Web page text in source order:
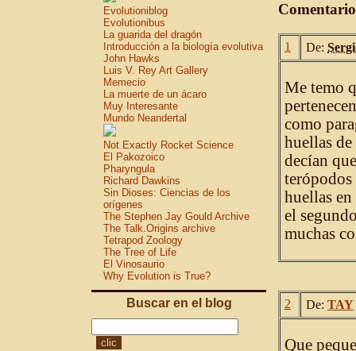
Evolutioniblog
Evolutionibus
La guarida del dragón
Introducción a la biología evolutiva
John Hawks
Luis V. Rey Art Gallery
Memecio
La muerte de un ácaro
Muy Interesante
Mundo Neandertal
Not Exactly Rocket Science
El Pakozoico
Pharyngula
Richard Dawkins
Sin Dioses: Ciencias de los
orígenes
The Stephen Jay Gould Archive
The Talk.Origins archive
Tetrapod Zoology
The Tree of Life
El Vinosaurio
Why Evolution is True?
Buscar en el blog
1 De:
Me temo
como
huellas
decían
huellas
el
muchas
2 De: TAY
Que